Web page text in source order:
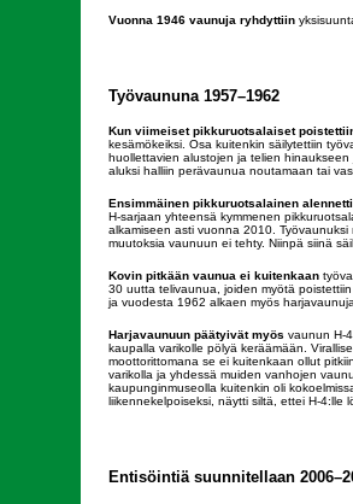
Vuonna 1946 vaunuja ryhdyttiin
Työvaununa 1957–1962
Kun viimeiset pikkuruotsalaiset
kesämökeiksi. Osa kuitenkin säilytettiin
huollettavien alustojen ja telien
aluksi halliin perävaunua noutamaan tai
Ensimmäinen pikkuruotsalainen
H-sarjaan yhteensä kymmenen
alkamiseen asti vuonna 2010.
muutoksia vaunuun ei tehty. Niinpä siinä
Kovin pitkään vaunua ei kuitenkaan
30 uutta telivaunua, joiden myötä
ja vuodesta 1962 alkaen myös
Harjavaunuun päätyivät myös vaunun H-
kaupalla varikolle pölyä keräämään.
moottorittomana se ei kuitenkaan ollut
varikolla ja yhdessä muiden vanhojen
kaupunginmuseolla kuitenkin oli
liikennekelpoiseksi, näytti siltä, ettei H-4:lle
Entisöintiä suunnitellaan